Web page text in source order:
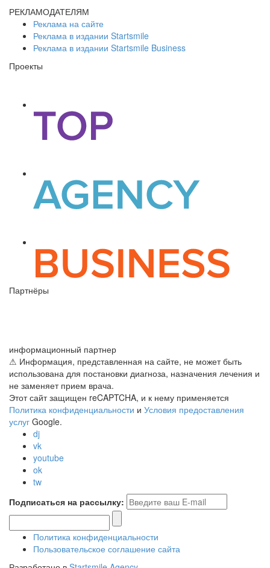
РЕКЛАМОДАТЕЛЯМ
Реклама на сайте
Реклама в издании Startsmile
Реклама в издании Startsmile Business
Проекты
Партнёры
информационный партнер
⚠ Информация, представленная на сайте, не может быть
использована для постановки диагноза, назначения лечения и
не заменяет прием врача.
Этот сайт защищен reCAPTCHA, и к нему применяется
Политика конфиденциальности и Условия предоставления
услуг Google.
dj
vk
youtube
ok
tw
Подписаться на рассылку:
Политика конфиденциальности
Пользовательское соглашение сайта